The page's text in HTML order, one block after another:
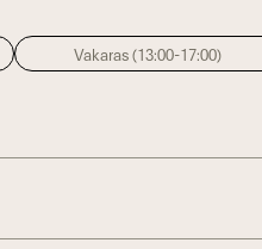
Vakaras (13:00-17:00)